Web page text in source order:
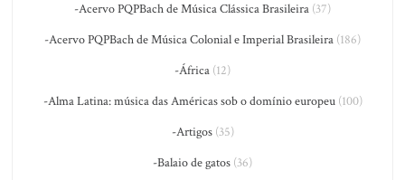
-Acervo PQPBach de Música Clássica Brasileira (37)
-Acervo PQPBach de Música Colonial e Imperial Brasileira (186)
-África (12)
-Alma Latina: música das Américas sob o domínio europeu(100)
-Artigos(35)
-Balaio de gatos (36)